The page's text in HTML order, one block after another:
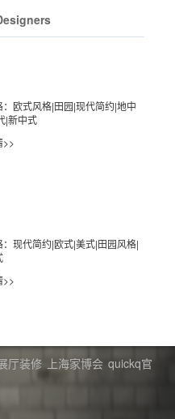
：欧式风格|田园|现代简约|地中
|新中式
>>
：现代简约|欧式|美式|田园风格|
>>
厅装修 上海家博会 quickq官